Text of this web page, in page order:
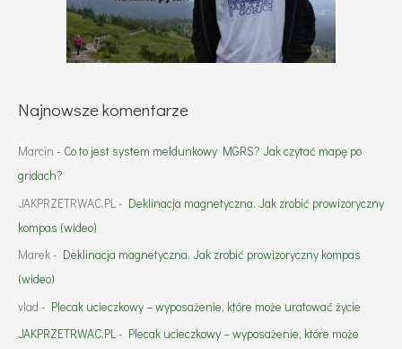
Najnowsze komentarze
Marcin - Co to jest system meldunkowy MGRS? Jak czytać mapę po
gridach?
JAKPRZETRWAC.PL - Deklinacja magnetyczna. Jak zrobić prowizoryczny
kompas (wideo)
Marek - Deklinacja magnetyczna. Jak zrobić prowizoryczny kompas
(wideo)
vlad - Plecak ucieczkowy – wyposażenie, które może uratować życie
JAKPRZETRWAC.PL- Plecak ucieczkowy – wyposażenie, które może